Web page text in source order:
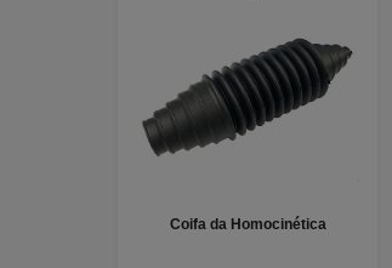
Coifa da Homocinética